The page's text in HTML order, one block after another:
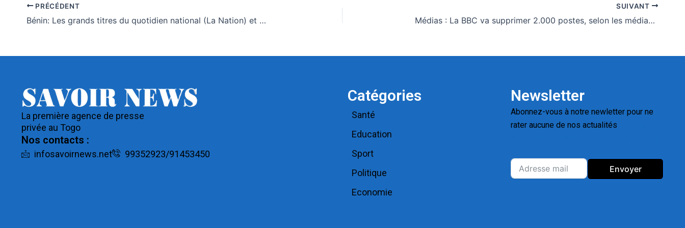
PRÉCÉDENT
Bénin: Les grands titres du quotidien national (La Nation) et des journaux privés en kiosques ce mercredi 15 Avril 2026
SUIVANT
Médias : La BBC va supprimer 2.000 postes, selon les médias britanniques
La première agence de presse
privée au Togo
Nos contacts :
infosavoirnews.net 99352923/91453450
Catégories
Santé
Education
Sport
Politique
Economie
Newsletter
Abonnez-vous à notre newletter pour ne
rater aucune de nos actualités
Envoyer